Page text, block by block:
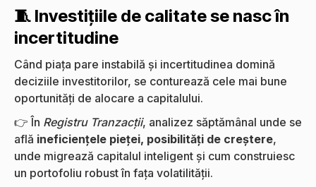
🧵 Investițiile de calitate se nasc în
incertitudine
Când piața pare instabilă și incertitudinea domină
deciziile investitorilor, se conturează cele mai bune
oportunități de alocare a capitalului.
👉 În Registru Tranzacții, analizez săptămânal unde se
află ineficiențele pieței, posibilități de creștere,
unde migrează capitalul inteligent și cum construiesc
un portofoliu robust în fața volatilității.